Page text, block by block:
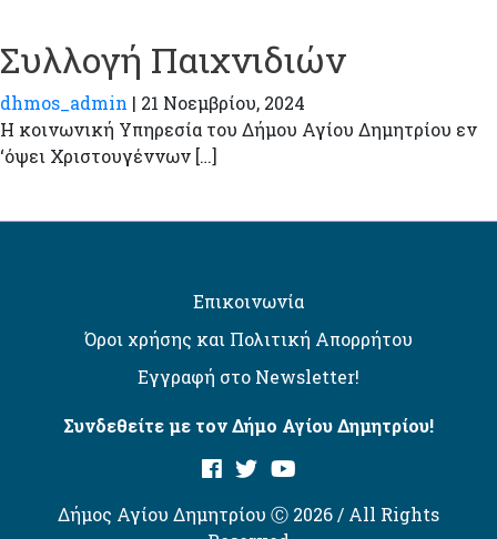
Συλλογή Παιχνιδιών
dhmos_admin | 21 Νοεμβρίου, 2024
Η κοινωνική Υπηρεσία του Δήμου Αγίου Δημητρίου εν
‘όψει Χριστουγέννων […]
Επικοινωνία
Όροι χρήσης και Πολιτική Απορρήτου
Εγγραφή στο Newsletter!
Συνδεθείτε με τον Δήμο Αγίου Δημητρίου!
Δήμος Αγίου Δημητρίου Ⓒ 2026 / All Rights